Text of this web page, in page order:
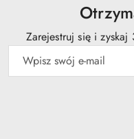
Zarejestruj się i zyskaj